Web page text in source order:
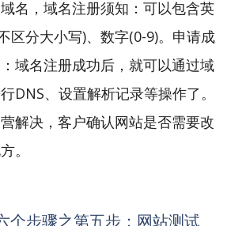
名，域名注册须知：可以包含英
区分大小写)、数字(0-9)。申请成
域名注册成功后，就可以通过域
DNS、设置解析记录等操作了。
解决，客户确认网站是否需要改
。
个步骤之第五步：网站测试